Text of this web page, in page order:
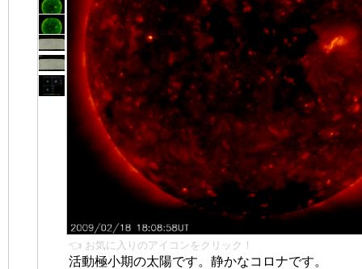
👈 お気に入りのアイコンをクリック！
活動極小期の太陽です。静かなコロナです。